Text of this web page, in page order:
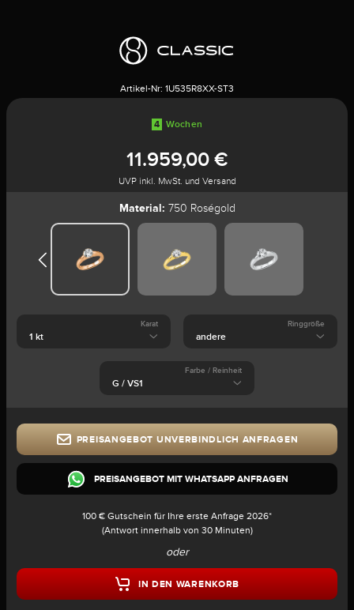
Artikel-Nr: 1U535R8XX-ST3
4 Wochen
11.959,00 €
UVP inkl. MwSt. und Versand
Material: 750 Roségold
Karat Ringgröße
Farbe / Reinheit
PREISANGEBOT UNVERBINDLICH ANFRAGEN
PREISANGEBOT MIT WHATSAPP ANFRAGEN
100 € Gutschein für Ihre erste Anfrage 2026*
(Antwort innerhalb von 30 Minuten)
oder
IN DEN WARENKORB